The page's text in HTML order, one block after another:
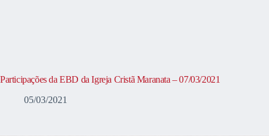
Participações da EBD da Igreja Cristã Maranata – 07/03/2021
05/03/2021